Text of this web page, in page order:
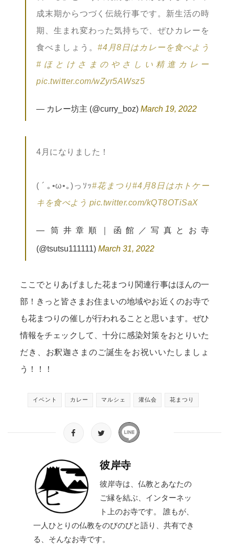
成末期からつづく伝統行事です。新生活の時
期、生まれ変わった気持ちで、ぜひカレーを
食べましょう。#4月8日はカレーを食べよう
#ほとけさまのやさしい精進カレー
pic.twitter.com/wZyr5AWsz5
— カレー坊主 (@curry_boz) March 19, 2022
4月になりました！
( ´ ｡•ω•｡)っｿｯ#花まつり#4月8日はホトケー
キを食べよう pic.twitter.com/kQT8OTiSaX
— 筒井章順｜函館／写真とお寺
(@tsutsu111111) March 31, 2022
ここでとりあげました花まつり関連行事はほんの一
部！きっと皆さまお住まいの地域やお近くのお寺で
も花まつりの催しが行われることと思います。ぜひ
情報をチェックして、十分に感染対策をおとりいた
だき、お釈迦さまのご誕生をお祝いいたしましょ
う！！！
イベント カレー マルシェ 灌仏会 花まつり
彼岸寺
彼岸寺は、仏教とあなたの
ご縁を結ぶ、インターネッ
ト上のお寺です。 誰もが、
一人ひとりの仏教をのびのびと語り、共有でき
る、そんなお寺です。